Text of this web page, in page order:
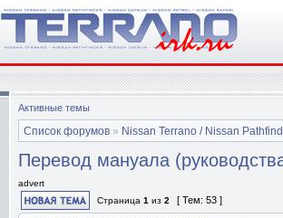
Активные темы
Список форумов » Nissan Terrano / Nissan
Перевод мануала
advert
Страница 1 из 2 [ Тем: 53 ]